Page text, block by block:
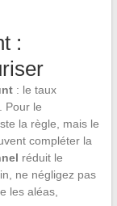
:
: le taux
Pour le
la règle, mais le
compléter la
réduit le
ne négligez pas
les aléas,